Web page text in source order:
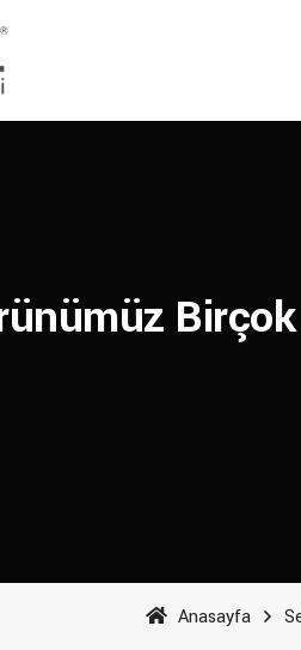
Anasayfa